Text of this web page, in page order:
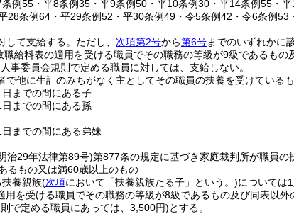
例55・平8条例35・平9条例50・平10条例30・平14条例55・
28条例64・平29条例52・平30条例49・令5条例42・令6条例53
て支給する。 ただし、 次項第2号から第6号までのいずれかに
職給料表の適用を受ける職員でその職務の等級が9級であるも
事委員会規則で定める職員に対しては、支給しない。
他に生計のみちがなく主としてその職員の扶養を受けている
までの間にある子
までの間にある孫
までの間にある弟妹
治29年法律第89号)第877条の規定に基づき家庭裁判所が職員
るもの又は満60歳以上のもの
養親族(次項において「扶養親族たる子」という。)については
用を受ける職員でその職務の等級が8級であるもの及び同表以
で定める職員にあっては、3,500円)とする。